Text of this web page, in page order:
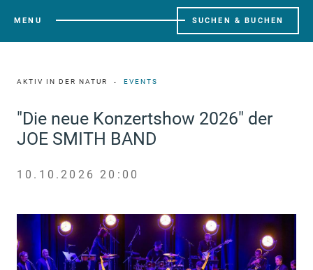
MENU SUCHEN & BUCHEN
AKTIV IN DER NATUR EVENTS
"Die neue Konzertshow 2026" der
JOE SMITH BAND
10.10.2026 20:00